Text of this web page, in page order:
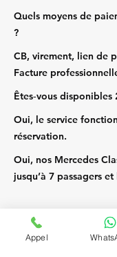
Quels moyens de
?
CB, virement, lien de
Facture
Êtes‑vous disponibles
Oui, le service
réservation.
Oui, nos Mercedes
jusqu’à 7 passagers
Appel